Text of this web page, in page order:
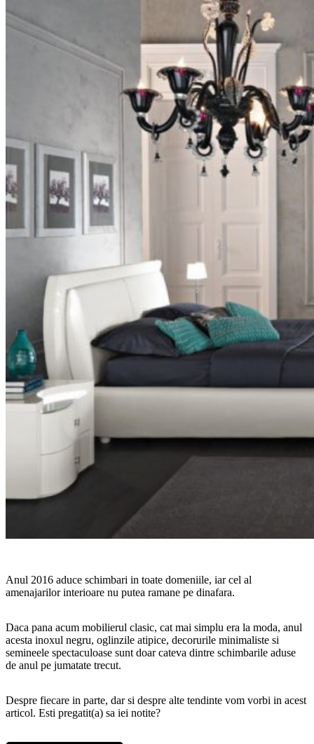
Anul 2016 aduce schimbari in toate domeniile, iar cel al
amenajarilor interioare nu putea ramane pe dinafara.
Daca pana acum mobilierul clasic, cat mai simplu era la moda, anul
acesta inoxul negru, oglinzile atipice, decorurile minimaliste si
semineele spectaculoase sunt doar cateva dintre schimbarile aduse
de anul pe jumatate trecut.
Despre fiecare in parte, dar si despre alte tendinte vom vorbi in acest
articol. Esti pregatit(a) sa iei notite?